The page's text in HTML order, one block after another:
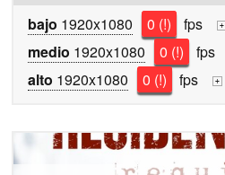
bajo 1920x1080 0 (!) fps +
medio 1920x1080 0 (!) fps
alto 1920x1080 0 (!) fps +